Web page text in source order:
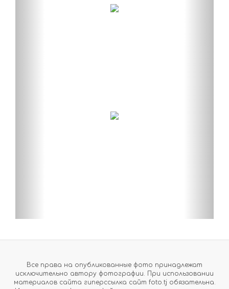
Все права на опубликованные фото принадлежат
исключительно автору фотографии. При использовании
материалов сайта гиперссылка сайт foto.tj обязательна.